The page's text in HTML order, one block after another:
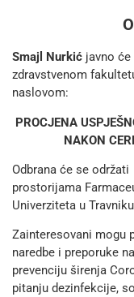
Smajl Nurkić javno
zdravstvenom
naslovom:
PROCJENA
NAKON
Odbrana će se
prostorijama
Univerziteta u
Zainteresovani mogu
naredbe i preporuke
prevenciju širenja
pitanju dezinfekcije,